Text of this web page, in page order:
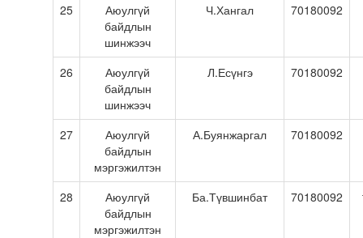
25
Аюулгүй
байдлын
шинжээч
Ч.Хангал 70180092
26
Аюулгүй
байдлын
шинжээч
Л.Есүнгэ 70180092
27
Аюулгүй
байдлын
мэргэжилтэн
А.Буянжаргал 70180092
28
Аюулгүй
байдлын
мэргэжилтэн
Ба.Түвшинбат 70180092